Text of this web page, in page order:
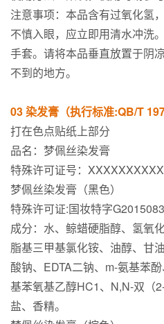
注意事项：本品含有过氧化氢
不慎入眼，应立即用清水冲洗
手套。请将本品垂直放置于阴
不到的地方。
03 染发膏（执行标准:QB/T
打在色点贴纸上部分
品名：梦佩丝染发膏
特殊许可证号：XXXXXXXXXX
梦佩丝染发膏（黑色）
特殊许可证:国妆特字
成分：水、鲸蜡硬脂醇、氢氧
脂基三甲基氯化铵、油醇、甘
酸钠、EDTA二钠、m-氨基苯
基苯氧基乙醇HC1、N,N-双（
盐、香精。